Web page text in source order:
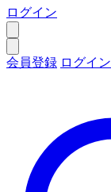
ログイン
会員登録 ログイン